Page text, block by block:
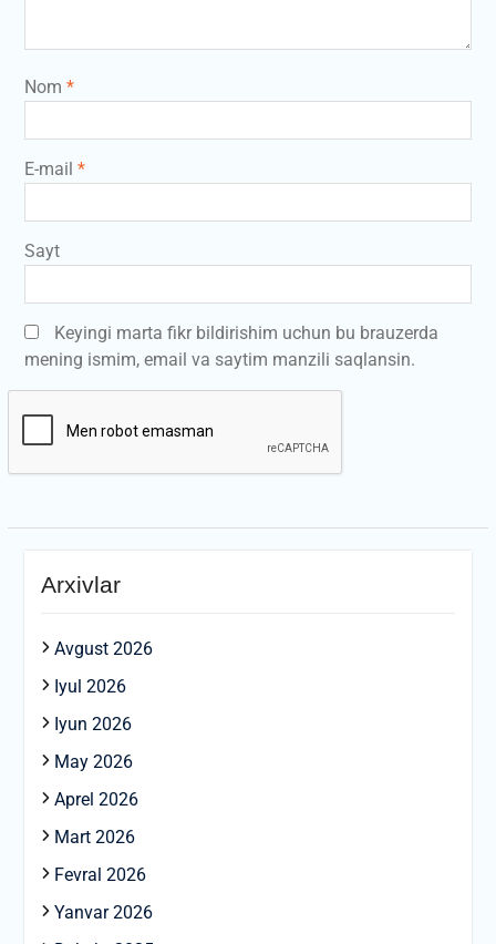
Nom *
E-mail *
Sayt
Keyingi marta fikr bildirishim uchun bu brauzerda
mening ismim, email va saytim manzili saqlansin.
Arxivlar
Avgust 2026
Iyul 2026
Iyun 2026
May 2026
Aprel 2026
Mart 2026
Fevral 2026
Yanvar 2026